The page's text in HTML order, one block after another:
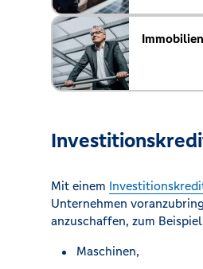
Mit einem
Unternehmen
anzuschaffen, zum
Maschinen,